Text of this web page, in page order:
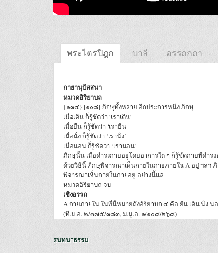
พระไตรปิฎก บาลี อรรถกถา
กายานุปัสสนา
หมวดอิริยาบถ
{๑๓๔} [๑๐๘] ภิกษุทั้งหลาย อีกประการหนึ่ง ภิกษุ
เมื่อเดิน ก็รู้ชัดว่า ‘เราเดิน’
เมื่อยืน ก็รู้ชัดว่า ‘เรายืน’
เมื่อนั่ง ก็รู้ชัดว่า ‘เรานั่ง’
เมื่อนอน ก็รู้ชัดว่า ‘เรานอน’
ภิกษุนั้น เมื่อดำรงกายอยู่โดยอาการใด ๆ ก็รู้ชัดกายที่ดำร
ด้วยวิธีนี้ ภิกษุพิจารณาเห็นกายในกายภายใน A อยู่ ฯลฯ
พิจารณาเห็นกายในกายอยู่ อย่างนี้แล
หมวดอิริยาบถ จบ
เชิงอรรถ
A กายภายใน ในที่นี้หมายถึงอิริยาบถ ๔ คือ ยืน เดิน นั่ง น
(ที.ม.อ. ๒/๓๗๕/๓๘๓, ม.มู.อ. ๑/๑๐๘/๒๖๘)
สนทนาธรรม